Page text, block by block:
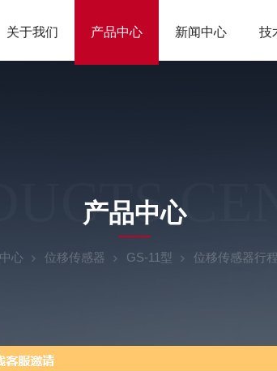
关于我们 产品中心 新闻中心 技
产品中心
心 位移传感器 GS-11型 位移传感器行